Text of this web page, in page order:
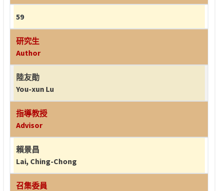
59
研究生
Author
陸友勛
You-xun Lu
指導教授
Advisor
賴景昌
Lai, Ching-Chong
召集委員